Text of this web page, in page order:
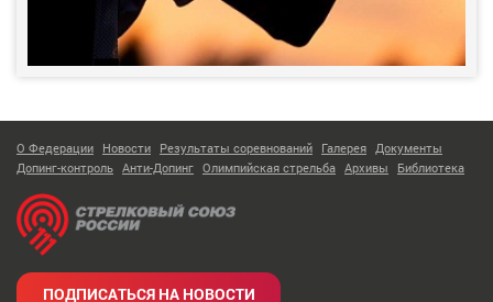
О Федерации Новости Результаты соревнований Галерея Документы
Допинг-контроль Анти-Допинг Олимпийская стрельба Архивы Библиотека
ПОДПИСАТЬСЯ НА НОВОСТИ